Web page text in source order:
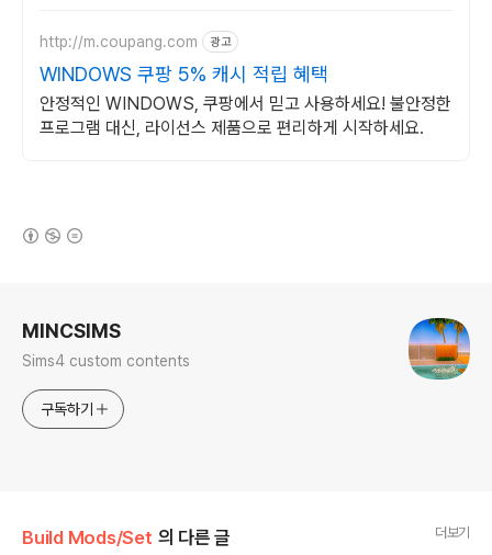
http://m.coupang.com 광고
WINDOWS 쿠팡 5% 캐시 적립 혜택
안정적인 WINDOWS, 쿠팡에서 믿고 사용하세요! 불안정한
프로그램 대신, 라이선스 제품으로 편리하게 시작하세요.
MINCSIMS
Sims4 custom contents
구독하기
Build Mods/Set 의 다른 글 더보기